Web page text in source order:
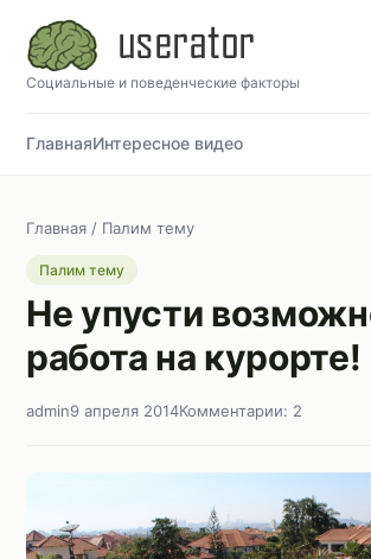
Социальные и поведенческие факторы
ГлавнаяИнтересное видео
Главная / Палим тему
Палим тему
Не упусти
работа на курорте!
admin9 апреля 2014Комментарии: 2